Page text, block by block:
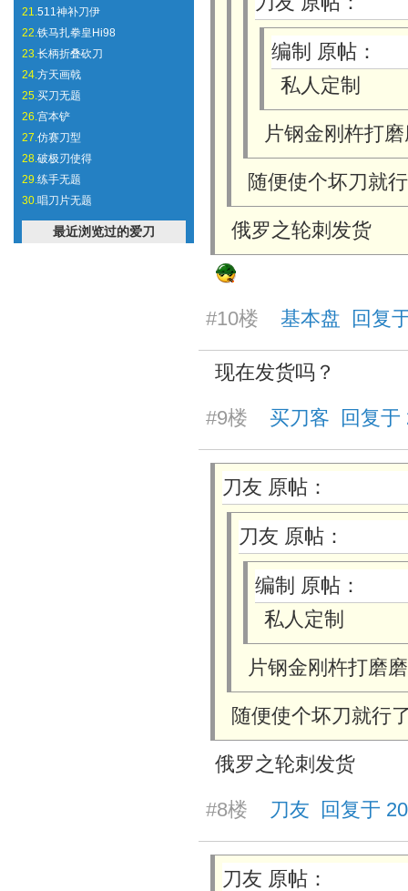
21.511神补刀伊
22.铁马扎拳皇Hi98
23.长柄折叠砍刀
24.方天画戟
25.买刀无题
26.宫本铲
27.仿赛刀型
28.破极刃使得
29.练手无题
30.唱刀片无题
最近浏览过的爱刀
编制 原帖：
私人定制
片钢金刚杵打
随便使个坏刀就
俄罗之轮刺发货
#10楼 基本盘 回复
现在发货吗？
#9楼 买刀客 回复于
刀友 原帖：
刀友 原帖：
编制 原帖：
私人定制
片钢金刚杵打磨
随便使个坏刀就行
俄罗之轮刺发货
#8楼 刀友 回复于
刀友 原帖：